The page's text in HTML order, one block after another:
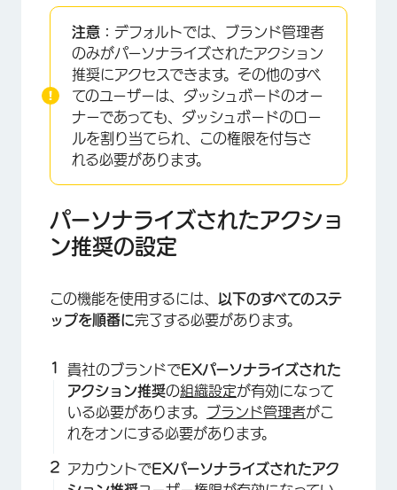
注意： デフォルトでは、ブランド管理者
のみがパーソナライズされたアクション
推奨にアクセスできます。その他のすべ
てのユーザーは、ダッシュボードのオー
ナーであっても、ダッシュボードのロー
ルを割り当てられ、この権限を付与さ
れる必要があります。
パーソナライズされたアクショ
ン推奨の設定
この機能を使用するには、 以下のすべてのステ
ップを順番に完了する必要があります。
貴社のブランドでEXパーソナライズされた
アクション推奨の組織設定が有効になって
いる必要があります。 ブランド管理者がこ
れをオンにする必要があります。
アカウントでEXパーソナライズされたアク